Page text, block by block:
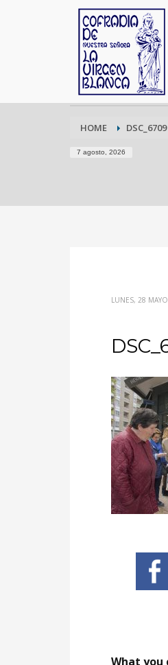
HOME DSC_6709
7 agosto, 2026
LUNES, 28
What you